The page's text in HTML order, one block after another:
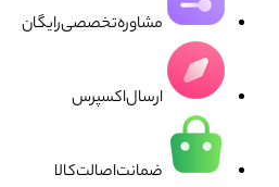
مشاوره‌تخصصی‌رایگان
ارسال‌اکسپرس
ضمانت‌اصالت‌کالا